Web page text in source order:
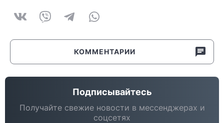
КОММЕНТАРИИ
Подписывайтесь
Получайте свежие новости в мессенджерах и
соцсетях